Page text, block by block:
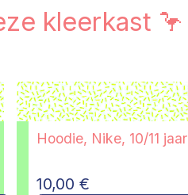
kleerkast 🦩
Hoodie, Nike, 10/11 jaar
10,00 €